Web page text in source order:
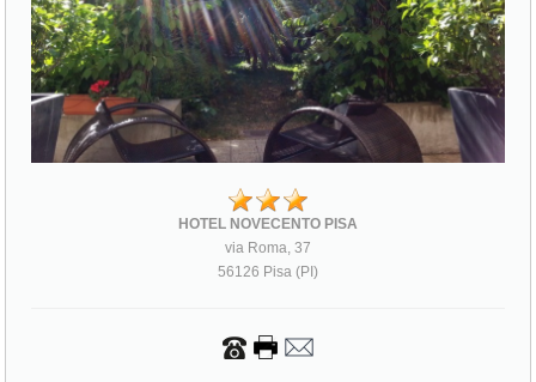
HOTEL NOVECENTO PISA
via Roma, 37
56126 Pisa (PI)